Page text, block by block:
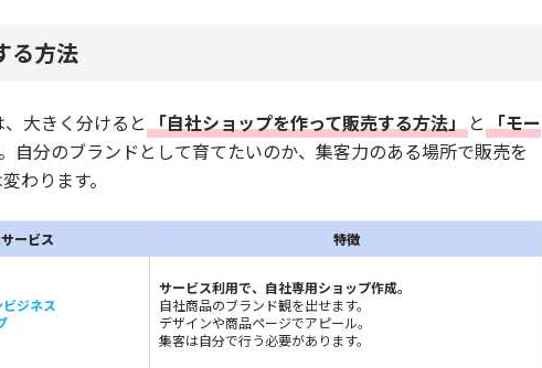
て出店できるECモール
る方法
大きく分けると 「自社ショップを作って販売する方法」 と 「モー
自分のブランドとして育てたいのか、集客力のある場所で販売を
わります。
ービス 特徴
ジネス
サービス利用で、自社専用ショップ作成。
自社商品のブランド観を出せます。
デザインや商品ページでアピール。
集客は自分で行う必要があります。